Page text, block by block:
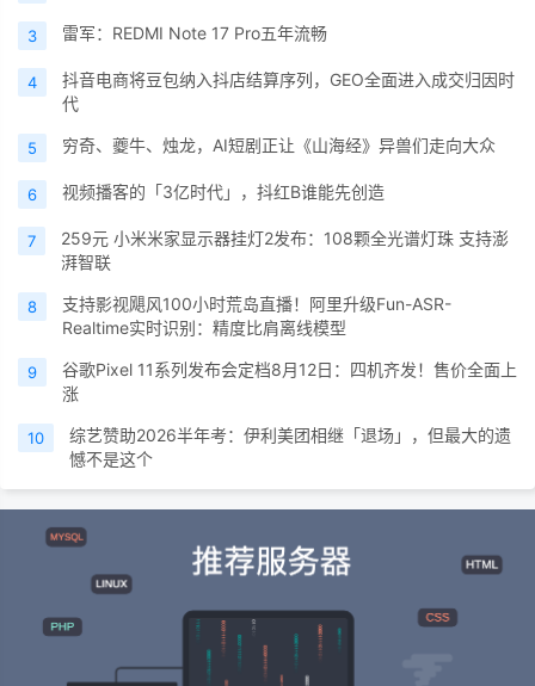
3 雷军：REDMI Note 17 Pro五年流畅
4
抖音电商将豆包纳入抖店结算序列，GEO全面进入成交归因时
代
5 穷奇、夔牛、烛龙，AI短剧正让《山海经》异兽们走向大众
6 视频播客的「3亿时代」，抖红B谁能先创造
7
259元 小米米家显示器挂灯2发布：108颗全光谱灯珠 支持澎
湃智联
8
支持影视飓风100小时荒岛直播！阿里升级Fun-ASR-
Realtime实时识别：精度比肩离线模型
9
谷歌Pixel 11系列发布会定档8月12日：四机齐发！售价全面上
涨
10
综艺赞助2026半年考：伊利美团相继「退场」，但最大的遗
憾不是这个